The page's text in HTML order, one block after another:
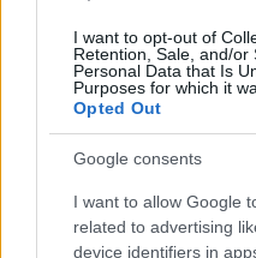
I want to opt-out of
Retention, Sale, and/or
Personal Data that Is
Purposes for which it
Opted Out
Google consents
I want to allow Google
related to advertising
device identifiers in
της ψυχής
Το φαγητό της γιαγιάς
σημερινή έννοια της
μεζούρες ακριβείας,
όμως το
γεύμα ήταν μια δήλωση